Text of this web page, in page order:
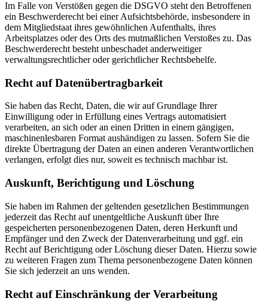
Im Falle von Verstößen gegen die DSGVO steht den Betroffenen
ein Beschwerderecht bei einer Aufsichtsbehörde, insbesondere in
dem Mitgliedstaat ihres gewöhnlichen Aufenthalts, ihres
Arbeitsplatzes oder des Orts des mutmaßlichen Verstoßes zu. Das
Beschwerderecht besteht unbeschadet anderweitiger
verwaltungsrechtlicher oder gerichtlicher Rechtsbehelfe.
Recht auf Daten­übertrag­barkeit
Sie haben das Recht, Daten, die wir auf Grundlage Ihrer
Einwilligung oder in Erfüllung eines Vertrags automatisiert
verarbeiten, an sich oder an einen Dritten in einem gängigen,
maschinenlesbaren Format aushändigen zu lassen. Sofern Sie die
direkte Übertragung der Daten an einen anderen Verantwortlichen
verlangen, erfolgt dies nur, soweit es technisch machbar ist.
Auskunft, Berichtigung und Löschung
Sie haben im Rahmen der geltenden gesetzlichen Bestimmungen
jederzeit das Recht auf unentgeltliche Auskunft über Ihre
gespeicherten personenbezogenen Daten, deren Herkunft und
Empfänger und den Zweck der Datenverarbeitung und ggf. ein
Recht auf Berichtigung oder Löschung dieser Daten. Hierzu sowie
zu weiteren Fragen zum Thema personenbezogene Daten können
Sie sich jederzeit an uns wenden.
Recht auf Einschränkung der Verarbeitung